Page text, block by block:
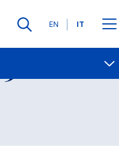
Lingue
EN IT
Contatti
Open